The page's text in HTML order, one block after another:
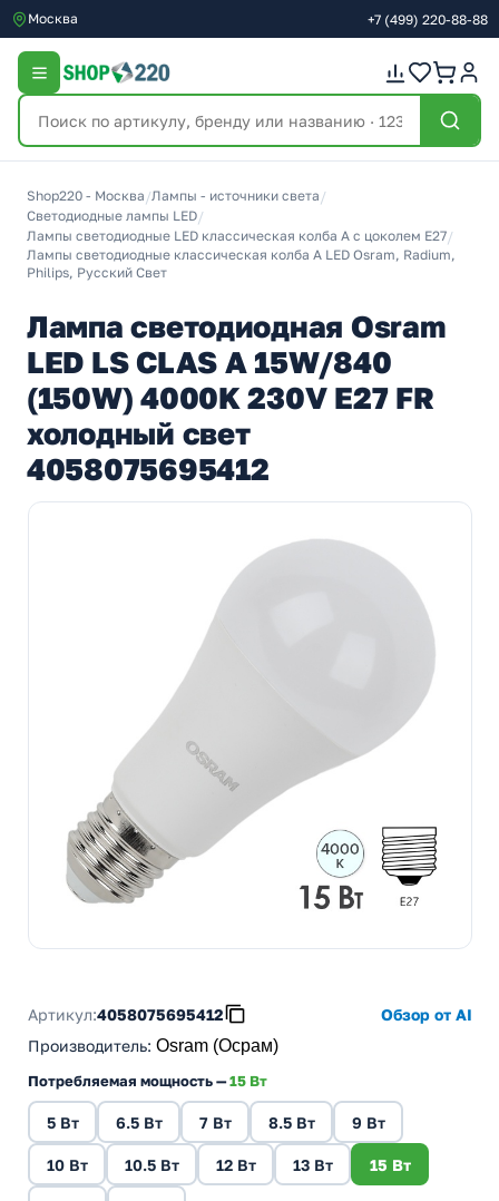
Москва +7 (499) 220-88-88
Shop220 - Москва /Лампы - источники света /
Светодиодные лампы LED/
Лампы светодиодные LED классическая колба A с цоколем E27/
Лампы светодиодные классическая колба A LED Osram, Radium,
Philips, Русский Свет
Лампа светодиодная Osram
LED LS CLAS A 15W/840
(150W) 4000K 230V E27 FR
холодный свет
4058075695412
Артикул:4058075695412
Обзор от AI
Производитель: Osram (Осрам)
Потребляемая мощность —15 Вт
5 Вт 6.5 Вт 7 Вт 8.5 Вт 9 Вт
10 Вт 10.5 Вт 12 Вт 13 Вт 15 Вт